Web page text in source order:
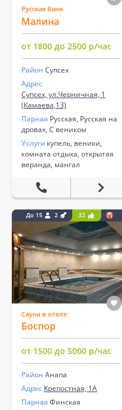
Русская баня
Малина
от 1800 до 2500 р/час
Район Супсех
Адрес
Супсех, ул.Черничная, 1
(Камаева,13)
Парная Русская, Русская на
дровах, С веником
Услуги купель, веники,
комната отдыха, открытая
веранда, мангал
До 15 2 32
Сауна в отеле
Боспор
от 1500 до 5000 р/час
Район Анапа
Адрес Крепостная, 1А
Парная Финская